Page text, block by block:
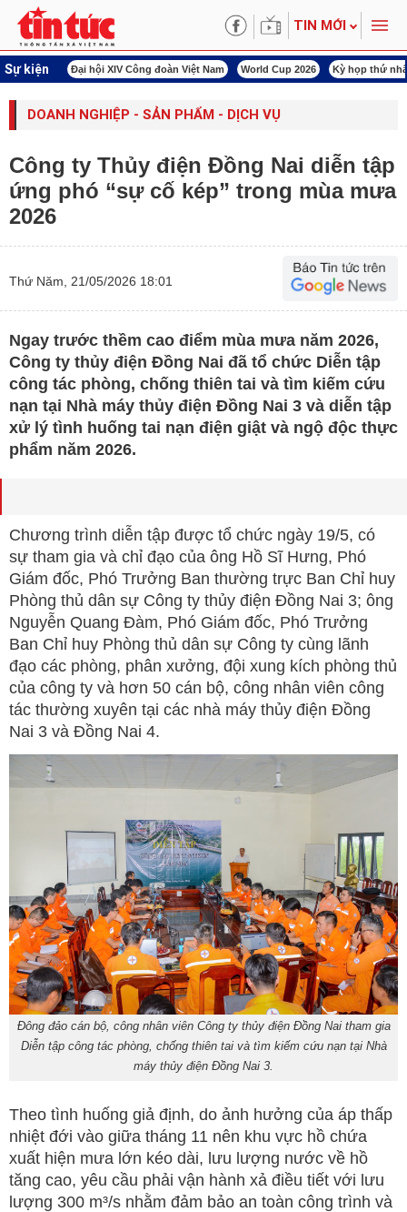
TIN MỚI
Sự kiện
Việt Nam World Cup 2026 Kỳ họp thứ nhất Quốc hội khóa XVI Đảm bảo
DOANH NGHIỆP - SẢN PHẨM - DỊCH VỤ
Công ty Thủy điện Đồng Nai diễn tập
ứng phó “sự cố kép” trong mùa mưa
2026
Thứ Năm, 21/05/2026 18:01
Ngay trước thềm cao điểm mùa mưa năm 2026,
Công ty thủy điện Đồng Nai đã tổ chức Diễn tập
công tác phòng, chống thiên tai và tìm kiếm cứu
nạn tại Nhà máy thủy điện Đồng Nai 3 và diễn tập
xử lý tình huống tai nạn điện giật và ngộ độc thực
phẩm năm 2026.
Chương trình diễn tập được tổ chức ngày 19/5, có
sự tham gia và chỉ đạo của ông Hồ Sĩ Hưng, Phó
Giám đốc, Phó Trưởng Ban thường trực Ban Chỉ huy
Phòng thủ dân sự Công ty thủy điện Đồng Nai 3; ông
Nguyễn Quang Đàm, Phó Giám đốc, Phó Trưởng
Ban Chỉ huy Phòng thủ dân sự Công ty cùng lãnh
đạo các phòng, phân xưởng, đội xung kích phòng thủ
của công ty và hơn 50 cán bộ, công nhân viên công
tác thường xuyên tại các nhà máy thủy điện Đồng
Nai 3 và Đồng Nai 4.
Đông đảo cán bộ, công nhân viên Công ty thủy điện Đồng Nai tham gia
Diễn tập công tác phòng, chống thiên tai và tìm kiếm cứu nạn tại Nhà
máy thủy điện Đồng Nai 3.
Theo tình huống giả định, do ảnh hưởng của áp thấp
nhiệt đới vào giữa tháng 11 nên khu vực hồ chứa
xuất hiện mưa lớn kéo dài, lưu lượng nước về hồ
tăng cao, yêu cầu phải vận hành xả điều tiết với lưu
lượng 300 m³/s nhằm đảm bảo an toàn công trình và